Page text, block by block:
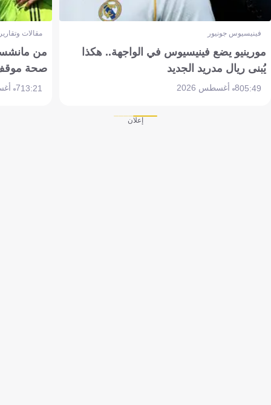
فينيسيوس جونيور
مورينيو يضع فينيسيوس في الواجهة.. هكذا
يُبنى ريال مدريد الجديد
05:498 أغسطس 2026
مقالات
من
صحة موقف
13:217 أغسطس 2026
إعلان